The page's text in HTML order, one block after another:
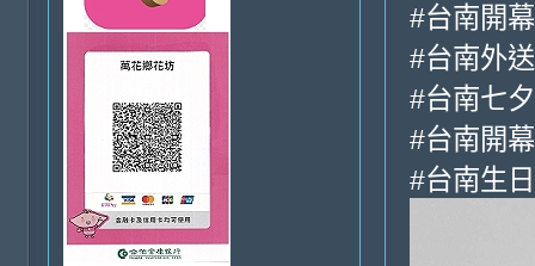
#台南開
#台南外
#台南七
#台南開
#台南生